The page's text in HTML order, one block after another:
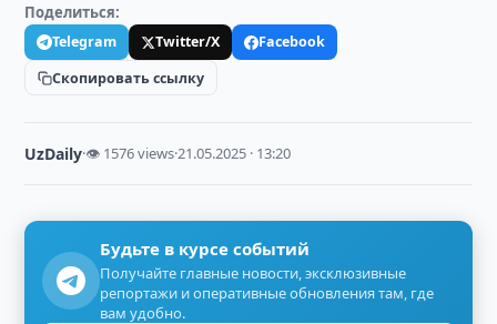
Поделиться:
Telegram Twitter/X
Facebook
Скопировать ссылку
UzDaily·👁 1576 views·21.05.2025 · 13:20
Будьте в курсе событий
Получайте главные новости, эксклюзивные
репортажи и оперативные обновления там, где
вам удобно.